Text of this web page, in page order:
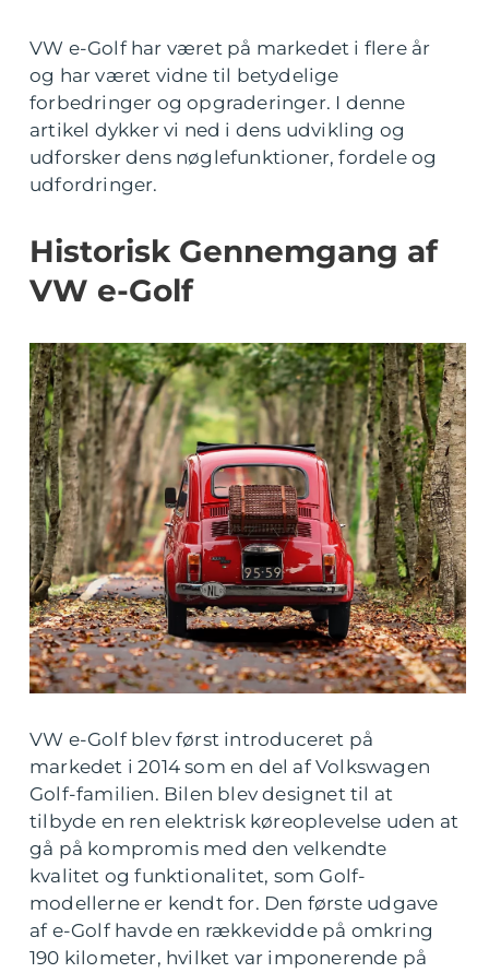
VW e-Golf har været på markedet i flere år
og har været vidne til betydelige
forbedringer og opgraderinger. I denne
artikel dykker vi ned i dens udvikling og
udforsker dens nøglefunktioner, fordele og
udfordringer.
Historisk Gennemgang af
VW e-Golf
VW e-Golf blev først introduceret på
markedet i 2014 som en del af Volkswagen
Golf-familien. Bilen blev designet til at
tilbyde en ren elektrisk køreoplevelse uden at
gå på kompromis med den velkendte
kvalitet og funktionalitet, som Golf-
modellerne er kendt for. Den første udgave
af e-Golf havde en rækkevidde på omkring
190 kilometer, hvilket var imponerende på